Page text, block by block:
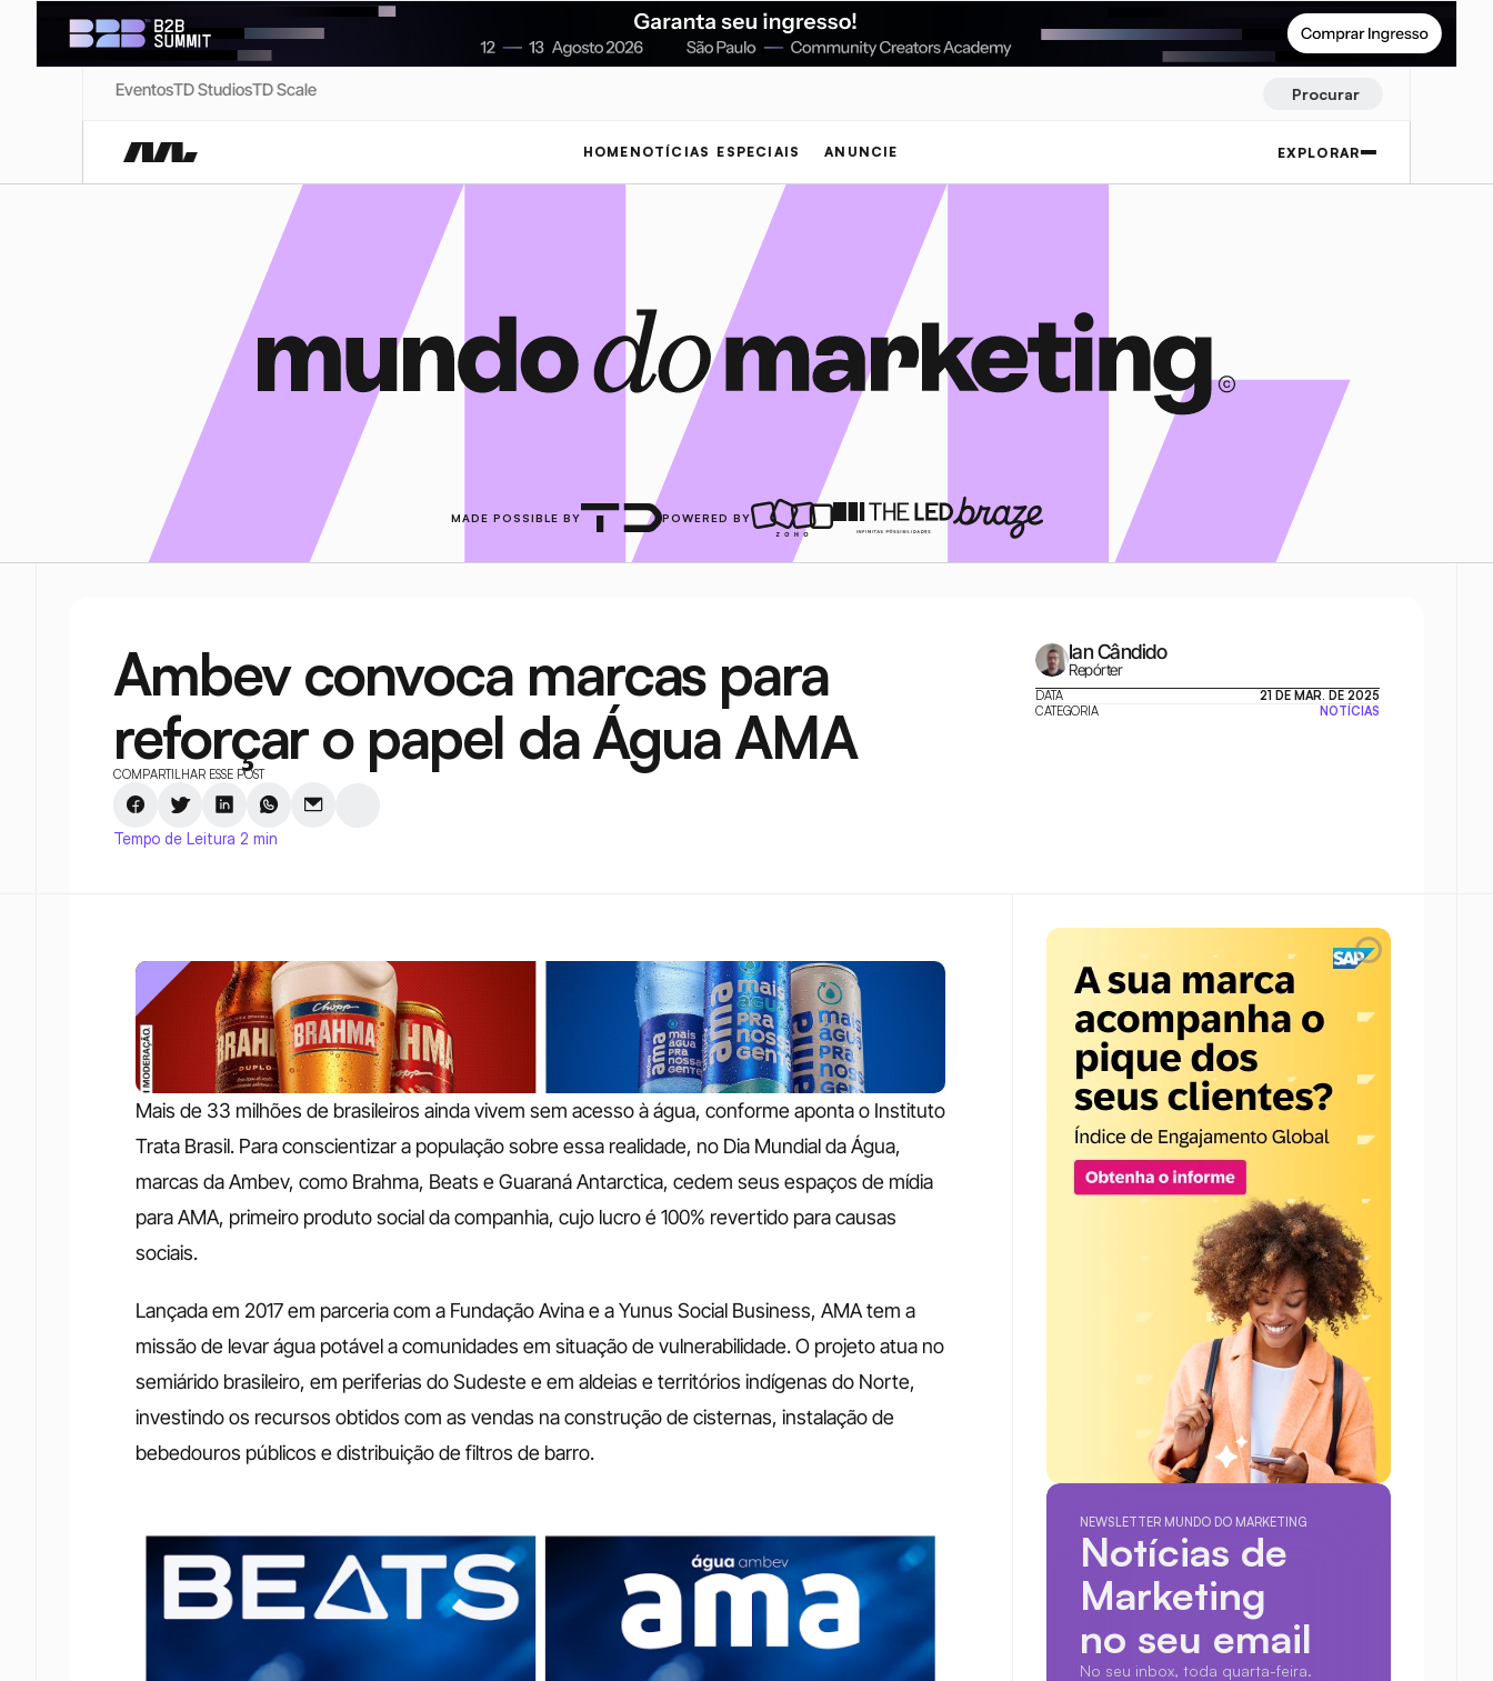
EventosTD StudiosTD Scale Procurar
HOME NOTÍCIAS ESPECIAIS ANUNCIE EXPLORAR
MADE POSSIBLE BY POWERED BY
Ambev convoca marcas para
reforçar o papel da Água AMA
COMPARTILHAR ESSE POST
Tempo de Leitura 2 min
Ian Cândido
Repórter
DATA
21 DE MAR. DE 2025
CATEGORIA
NOTÍCIAS
Mais de 33 milhões de brasileiros ainda vivem sem acesso à água, conforme aponta o Instituto
Trata Brasil. Para conscientizar a população sobre essa realidade, no Dia Mundial da Água,
marcas da Ambev, como Brahma, Beats e Guaraná Antarctica, cedem seus espaços de mídia
para AMA, primeiro produto social da companhia, cujo lucro é 100% revertido para causas
sociais.
Lançada em 2017 em parceria com a Fundação Avina e a Yunus Social Business, AMA tem a
missão de levar água potável a comunidades em situação de vulnerabilidade. O projeto atua no
semiárido brasileiro, em periferias do Sudeste e em aldeias e territórios indígenas do Norte,
investindo os recursos obtidos com as vendas na construção de cisternas, instalação de
bebedouros públicos e distribuição de filtros de barro.
NEWSLETTER MUNDO DO MARKETING
Notícias de
Marketing
no seu email
No seu inbox, toda quarta-feira.